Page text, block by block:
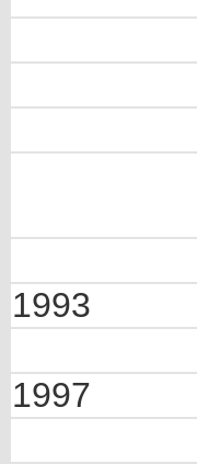
1993
1997